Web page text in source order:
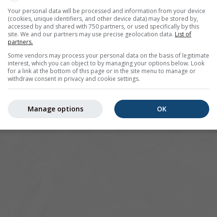
für Biberach an der Riß bietet alle Wetterinformationen in 3
Deutschland
Your personal data will be processed and information from your device
(cookies, unique identifiers, and other device data) may be stored by,
accessed by and shared with 750 partners, or used specifically by this
site. We and our partners may use precise geolocation data. List of
partners.
Some vendors may process your personal data on the basis of legitimate
interest, which you can object to by managing your options below. Look
for a link at the bottom of this page or in the site menu to manage or
withdraw consent in privacy and cookie settings.
OK
Manage options